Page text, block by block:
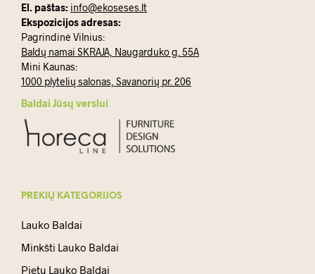
El. paštas: info@ekoseses.lt
Ekspozicijos adresas:
Pagrindinė Vilnius:
Baldų namai SKRAJA, Naugarduko g. 55A
Mini Kaunas:
1000 plytelių salonas, Savanorių pr. 206
Baldai Jūsų verslui
PREKIŲ KATEGORIJOS
Lauko Baldai
Minkšti Lauko Baldai
Pietų Lauko Baldai